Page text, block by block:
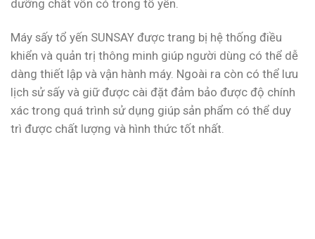
dưỡng chất vốn có trong tổ yến.
Máy sấy tổ yến SUNSAY được trang bị hệ thống điều
khiển và quản trị thông minh giúp người dùng có thể dễ
dàng thiết lập và vận hành máy. Ngoài ra còn có thể lưu
lịch sử sấy và giữ được cài đặt đảm bảo được độ chính
xác trong quá trình sử dụng giúp sản phẩm có thể duy
trì được chất lượng và hình thức tốt nhất.